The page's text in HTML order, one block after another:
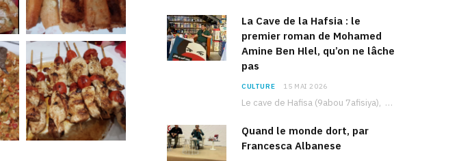
La Cave de la Hafsia : le
premier roman de Mohamed
Amine Ben Hlel, qu’on ne lâche
pas
CULTURE 15 MAI 2026
Le cave de Hafisa (9abou 7afisiya), premier roman du journaliste tunisien Mohamed Amine Ben Hlel,…
Quand le monde dort, par
Francesca Albanese